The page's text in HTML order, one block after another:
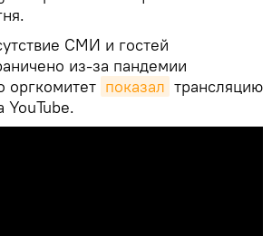
СМИ и гостей
из-за пандемии
оргкомитет показал трансляцию
YouTube.